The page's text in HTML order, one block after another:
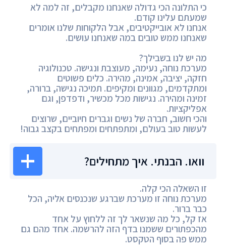
כי התלונה הכי גדולה שאנחנו מקבלים, זה למה לא
שמעתם עלינו קודם.
אנחנו לא אובייקטיבים, אבל הלקוחות שלנו אומרים
שאנחנו ממש טובים במה שאנחנו עושים.
מה יש לנו בשבילך?
מערכת נוחה, נעימה, מעוצבת ונגישה. טכנולוגיה
חזקה, יציבה, אמינה, מהירה. כלים פשוטים
ומתקדמים, מגוונים ומקיפים. תמיכה נגישה, ברורה,
זמינה ומהירה. נגישות מכל מכשיר, ודפדפן, וגם
אפליקציות.
והכי חשוב, חברה של נשים וגברים חיוביים, שרוצים
לעשות טוב בעולם, ומתפתחים ומפתחים בקצב גבוה!
וואו. הבנתי. איך מתחילים?
זו השאלה הכי קלה.
מערכת נוחה זו מערכת שברגע שנכנסים אליה, הכל
כבר ברור.
אז קל, כל מה שנשאר לך זה ללחוץ על אחד
מהכפתורים ששמנו בדף הזה להרשמה. אחד מהם גם
ממש פה בסוף הטקסט.